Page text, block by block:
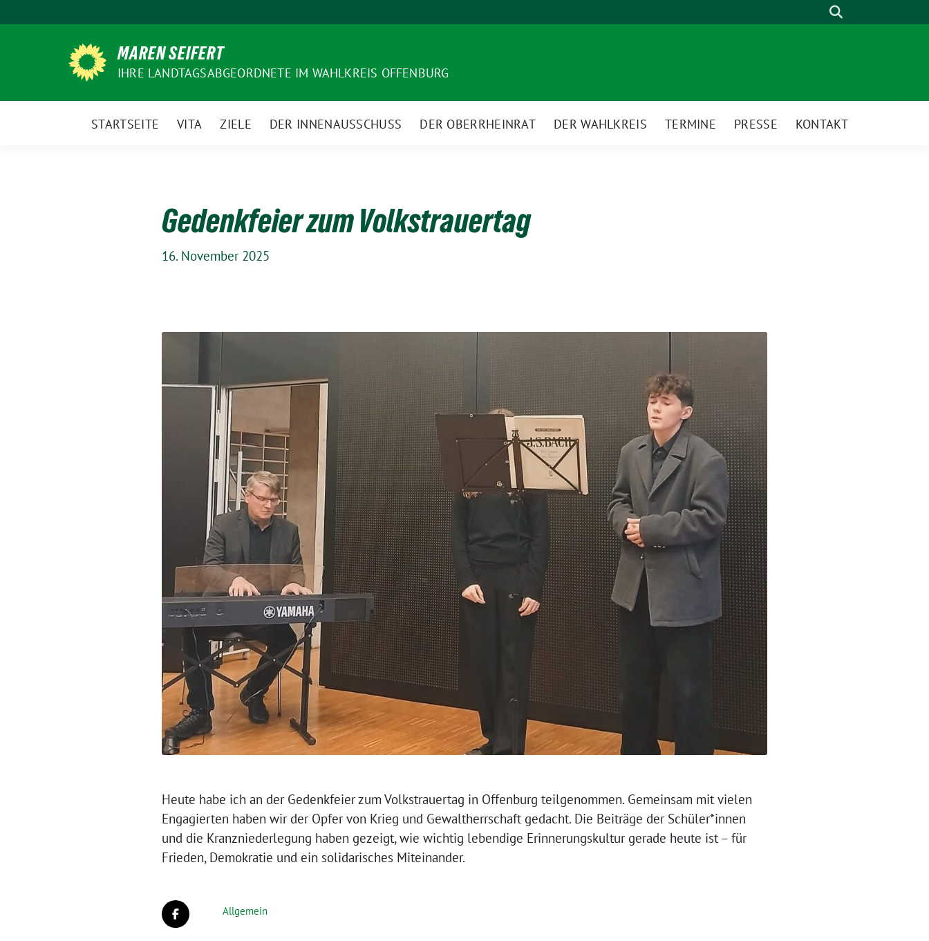
zum
Suche
MAREN SEIFERT
IHRE LANDTAGSABGEORDNETE IM WAHLKREIS OFFENBURG
STARTSEITE VITA ZIELE DER INNENAUSSCHUSS DER OBERRHEINRAT DER WAHLKREIS TERMINE PRESSE KONTAKT
Gedenkfeier zum Volkstrauertag
16. November 2025
Heute habe ich an der Gedenkfeier zum Volkstrauertag in Offenburg teilgenommen. Gemeinsam mit vielen
Engagierten haben wir der Opfer von Krieg und Gewaltherrschaft gedacht. Die Beiträge der Schüler*innen
und die Kranzniederlegung haben gezeigt, wie wichtig lebendige Erinnerungskultur gerade heute ist – für
Frieden, Demokratie und ein solidarisches Miteinander.
Allgemein